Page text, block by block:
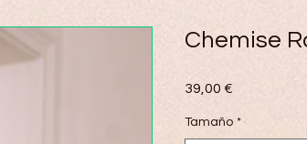
Chemise
39,00 €
Tamaño *